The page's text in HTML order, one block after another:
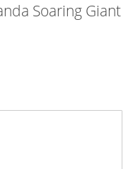
Soaring Giant